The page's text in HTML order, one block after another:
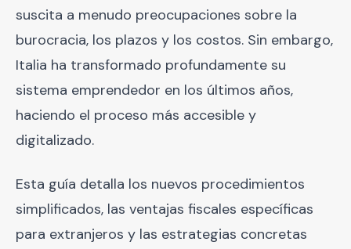
suscita a menudo preocupaciones sobre la
burocracia, los plazos y los costos. Sin embargo,
Italia ha transformado profundamente su
sistema emprendedor en los últimos años,
haciendo el proceso más accesible y
digitalizado.
Esta guía detalla los nuevos procedimientos
simplificados, las ventajas fiscales específicas
para extranjeros y las estrategias concretas